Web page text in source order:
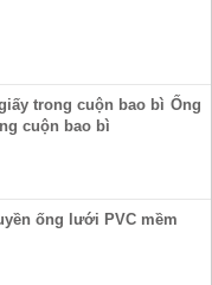
Ống
cuộn bao bì
ống lưới PVC mềm